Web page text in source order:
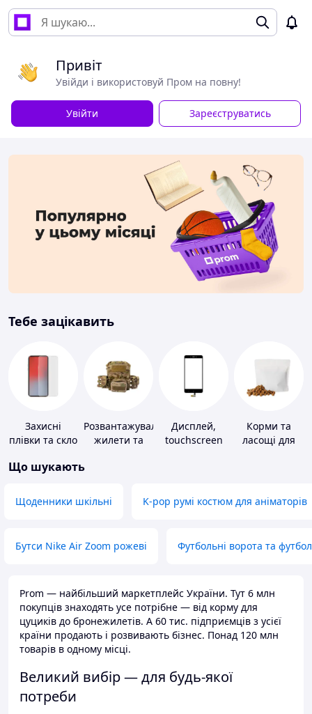
Привіт
Увійди і використовуй Пром на повну!
Увійти Зареєструватись
Тебе зацікавить
Захисні
плівки та скло
портативних
Розвантажувальні
жилети та
Дисплей,
touchscreen
Корми та
ласощі для
Що шукають
Щоденники шкільні K-pop румі костюм для аніматорів
Бутси Nike Air Zoom рожеві Футбольні ворота та
Prom — найбільший маркетплейс України. Тут 6 млн
покупців знаходять усе потрібне — від корму для
цуциків до бронежилетів. А 60 тис. підприємців з усієї
країни продають і розвивають бізнес. Понад 120 млн
товарів в одному місці.
Великий вибір — для будь-якої
потреби